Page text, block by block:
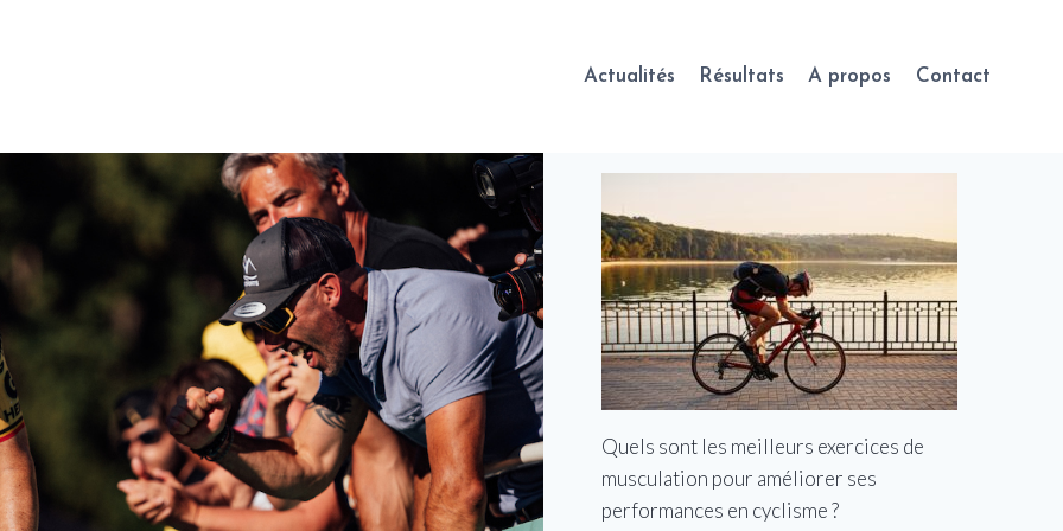
Actualités Résultats A propos Contact
Quels sont les meilleurs exercices de
musculation pour améliorer ses
performances en cyclisme ?